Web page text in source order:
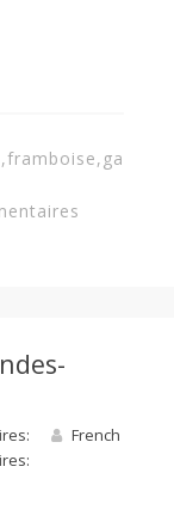
,framboise, ga
French